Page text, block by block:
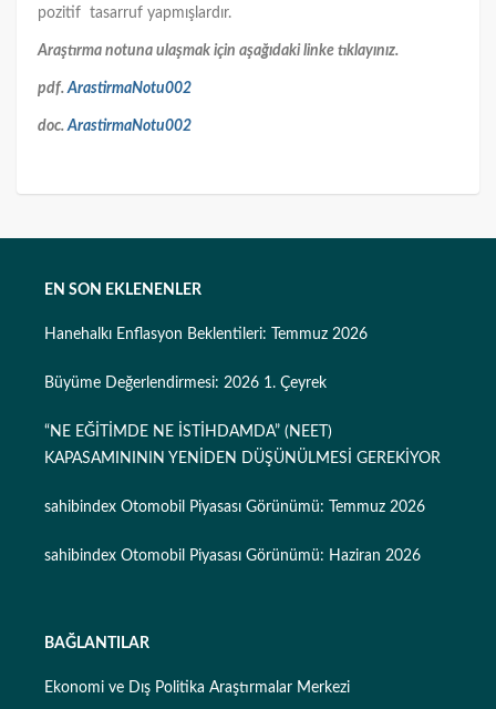
pozitif tasarruf yapmışlardır.
Araştırma notuna ulaşmak için aşağıdaki linke tıklayınız.
pdf.ArastirmaNotu002
doc.ArastirmaNotu002
EN SON EKLENENLER
Hanehalkı Enflasyon Beklentileri: Temmuz 2026
Büyüme Değerlendirmesi: 2026 1. Çeyrek
“NE EĞİTİMDE NE İSTİHDAMDA” (NEET)
KAPASAMINININ YENİDEN DÜŞÜNÜLMESİ GEREKİYOR
sahibindex Otomobil Piyasası Görünümü: Temmuz 2026
sahibindex Otomobil Piyasası Görünümü: Haziran 2026
BAĞLANTILAR
Ekonomi ve Dış Politika Araştırmalar Merkezi